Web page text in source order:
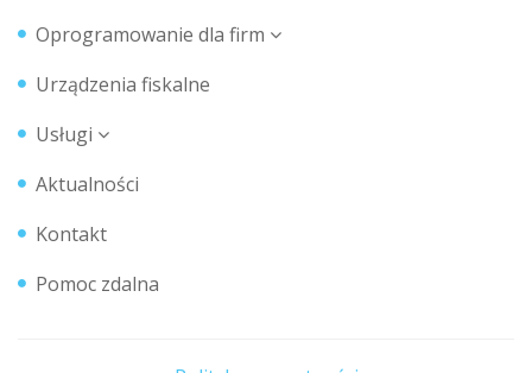
Oprogramowanie dla firm
Urządzenia fiskalne
Usługi
Aktualności
Kontakt
Pomoc zdalna